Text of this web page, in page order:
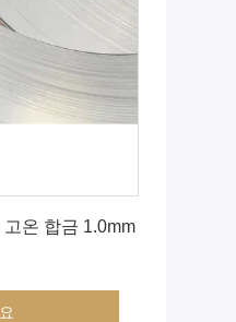
온 합금 1.0mm